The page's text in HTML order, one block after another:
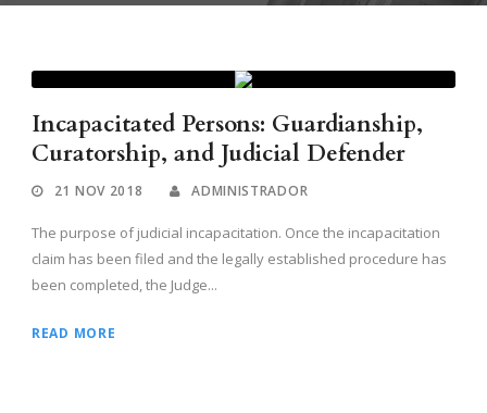
Incapacitated Persons: Guardianship,
Curatorship, and Judicial Defender
21 NOV 2018 ADMINISTRADOR
The purpose of judicial incapacitation. Once the incapacitation
claim has been filed and the legally established procedure has
been completed, the Judge...
READ MORE